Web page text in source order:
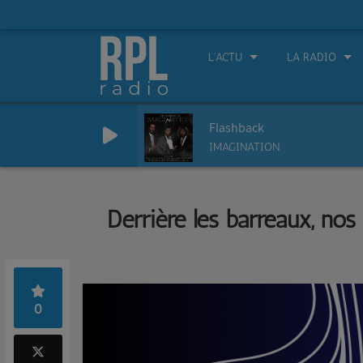
L'ACTU LA RADIO
Flashback
IMAGINATION
Derrière les barreaux,
0